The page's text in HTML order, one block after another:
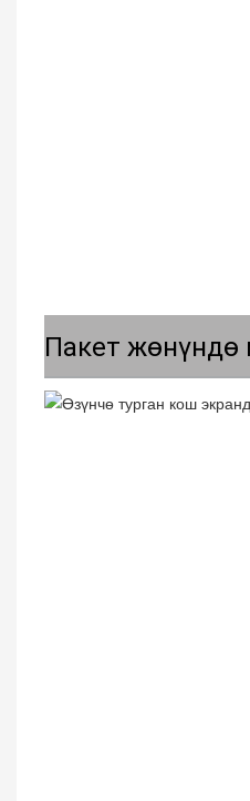
Пакет